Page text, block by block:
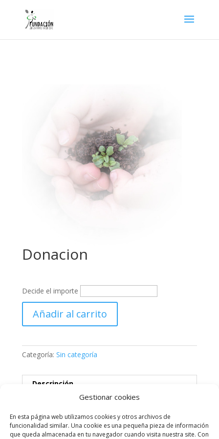
Gestionar cookies
En esta página web utilizamos cookies y otros archivos de
funcionalidad similar. Una cookie es una pequeña pieza de información
que queda almacenada en tu navegador cuando visita nuestra site. Con
Donacion
Decide el importe
Añadir al carrito
Categoría: Sin categoría
Descripción
Descripción